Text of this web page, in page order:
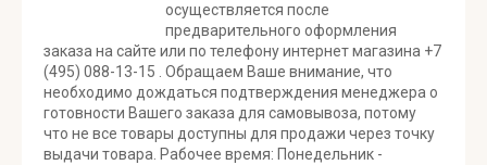
осуществляется после
предварительного оформления
заказа на сайте или по телефону интернет магазина +7
(495) 088-13-15 . Обращаем Ваше внимание, что
необходимо дождаться подтверждения менеджера о
готовности Вашего заказа для самовывоза, потому
что не все товары доступны для продажи через точку
выдачи товара. Рабочее время: Понедельник -